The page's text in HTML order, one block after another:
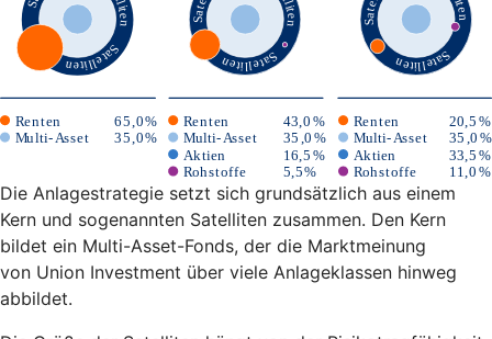
Die Anlagestrategie setzt sich grundsätzlich aus einem
Kern und sogenannten Satelliten zusammen. Den Kern
bildet ein Multi-Asset-Fonds, der die Marktmeinung
von Union Investment über viele Anlageklassen hinweg
abbildet.